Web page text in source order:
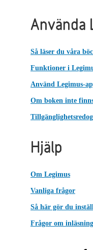
Använda
Så läser du våra
Funktioner i
Använd Legimus-
Om boken inte
Hjälp
Om Legimus
Vanliga frågor
Så här gör du
Frågor om